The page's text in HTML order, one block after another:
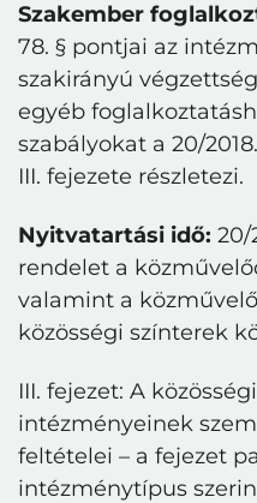
Szakember
78. § pontjai az
szakirányú
egyéb
szabályokat a 20/
III. fejezete részletezi.
Nyitvatartási idő: 20/
rendelet a
valamint a
közösségi színterek
III. fejezet: A
intézményeinek
feltételei – a fejezet
intézménytípus